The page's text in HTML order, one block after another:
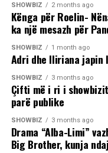
SHOWBIZ 2 months ago
Kënga për Roelin-
ka një mesazh për
SHOWBIZ 1 month ago
Adri dhe Iliriana japin
SHOWBIZ 3 months ago
Çifti më i ri i
parë publike
SHOWBIZ 3 months ago
Drama “Alba-Limi”
Big Brother, kunja